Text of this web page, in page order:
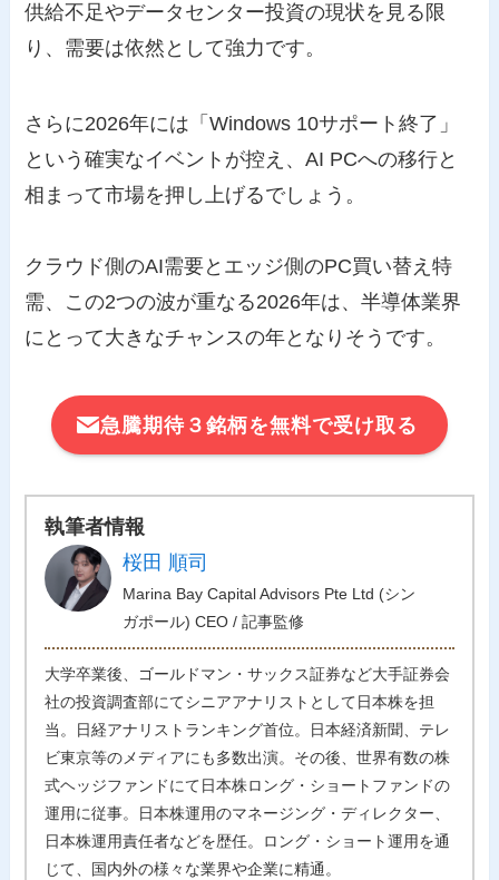
供給不足やデータセンター投資の現状を見る限
り、需要は依然として強力です。
さらに2026年には「Windows 10サポート終了」
という確実なイベントが控え、AI PCへの移行と
相まって市場を押し上げるでしょう。
クラウド側のAI需要とエッジ側のPC買い替え特
需、この2つの波が重なる2026年は、半導体業界
にとって大きなチャンスの年となりそうです。
急騰期待３銘柄を無料で受け取る
執筆者情報
桜田 順司
Marina Bay Capital Advisors Pte Ltd (シン
ガポール) CEO / 記事監修
大学卒業後、ゴールドマン・サックス証券など大手証券会
社の投資調査部にてシニアアナリストとして日本株を担
当。日経アナリストランキング首位。日本経済新聞、テレ
ビ東京等のメディアにも多数出演。その後、世界有数の株
式ヘッジファンドにて日本株ロング・ショートファンドの
運用に従事。日本株運用のマネージング・ディレクター、
日本株運用責任者などを歴任。ロング・ショート運用を通
じて、国内外の様々な業界や企業に精通。